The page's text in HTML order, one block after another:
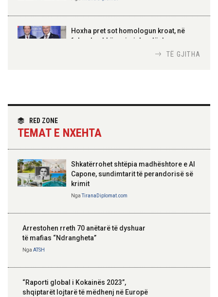
100-vjetori i themelimit të
Urdhrit të Skënderbeut
Hoxha pret sot homologun kroat, në
fokus bashkëpunimi dypalësh
partneritetit strategjik
TË GJITHA
RED ZONE
TEMAT E NXEHTA
Shkatërrohet shtëpia madhështore e Al
Capone, sundimtarit të perandorisë së
krimit
NgaTiranaDiplomat.com
Arrestohen rreth 70 anëtarë të dyshuar
të mafias “Ndrangheta”
Nga ATSH
“Raporti global i Kokainës 2023”,
shqiptarët lojtarë të mëdhenj në Europë